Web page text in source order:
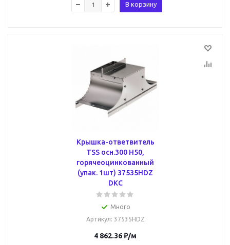
В корзину
Крышка-ответвитель
TSS осн.300 H50,
горячеоцинкованный
(упак. 1шт) 37535HDZ
DKC
Много
Артикул: 37535HDZ
4 862.36₽/м